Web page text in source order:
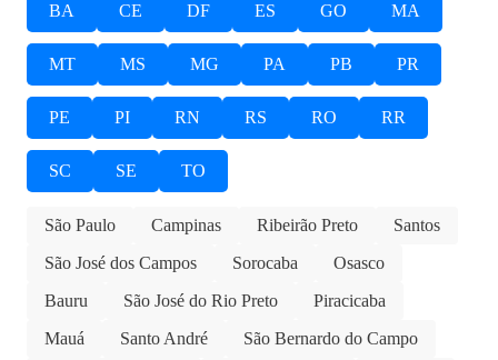
BA CE DF ES GO MA
MT MS MG PA PB PR
PE PI RN RS RO RR
SC SE TO
São Paulo Campinas Ribeirão Preto
Santos
São José dos Campos
Sorocaba
Osasco
Bauru
São José do Rio Preto
Piracicaba
Mauá
Santo André
São Bernardo do Campo